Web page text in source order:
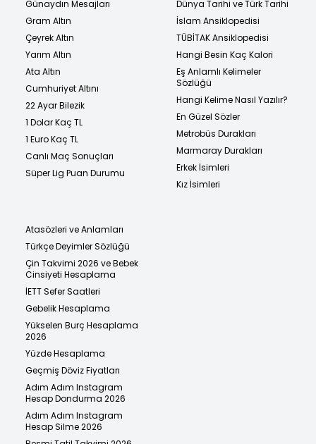
Günaydın Mesajları
Gram Altın
Çeyrek Altın
Yarım Altın
Ata Altın
Cumhuriyet Altını
22 Ayar Bilezik
1 Dolar Kaç TL
1 Euro Kaç TL
Canlı Maç Sonuçları
Süper Lig Puan Durumu
Dünya Tarihi ve Türk Tarihi
İslam Ansiklopedisi
TÜBİTAK Ansiklopedisi
Hangi Besin Kaç Kalori
Eş Anlamlı Kelimeler
Sözlüğü
Hangi Kelime Nasıl Yazılır?
En Güzel Sözler
Metrobüs Durakları
Marmaray Durakları
Erkek İsimleri
Kız İsimleri
Atasözleri ve Anlamları
Türkçe Deyimler Sözlüğü
Çin Takvimi 2026 ve Bebek
Cinsiyeti Hesaplama
İETT Sefer Saatleri
Gebelik Hesaplama
Yükselen Burç Hesaplama
2026
Yüzde Hesaplama
Geçmiş Döviz Fiyatları
Adım Adım Instagram
Hesap Dondurma 2026
Adım Adım Instagram
Hesap Silme 2026